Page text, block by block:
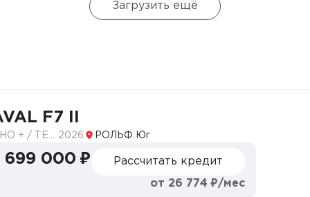
поворота
направлениях
кнопкой
Экологичный, Спортивный, Снег, Песок,
Загрузить ещё
F7 II
2026 РОЛЬФ Юг
699 000 ₽ Рассчитать кредит
от 26 774 ₽/мес